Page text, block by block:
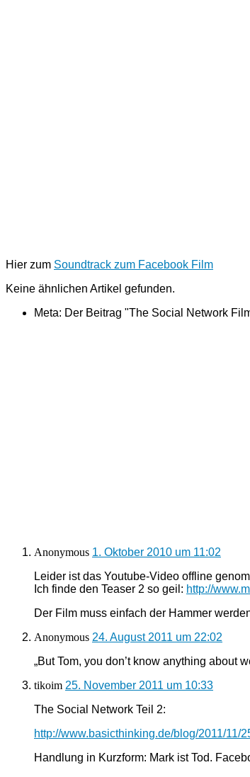
Hier zum Soundtrack zum Facebook Film
Keine ähnlichen Artikel gefunden.
Meta: Der Beitrag "The Social Network
Anonymous 1. Oktober 2010 um 11:02
Leider ist das Youtube-Video offline
Ich finde den Teaser 2 so geil: http://
Der Film muss einfach der Hammer
Anonymous 24. August 2011 um 22:02
„But Tom, you don’t know anything about
tikoim 25. November 2011 um 10:33
The Social Network Teil 2:
http://www.basicthinking.de/blog/2011/11/
Handlung in Kurzform: Mark ist Tod.